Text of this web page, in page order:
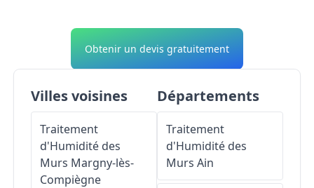
Obtenir un devis gratuitement
Villes voisines
Traitement
d'Humidité des
Murs Margny-lès-
Compiègne
Départements
Traitement
d'Humidité des
Murs Ain